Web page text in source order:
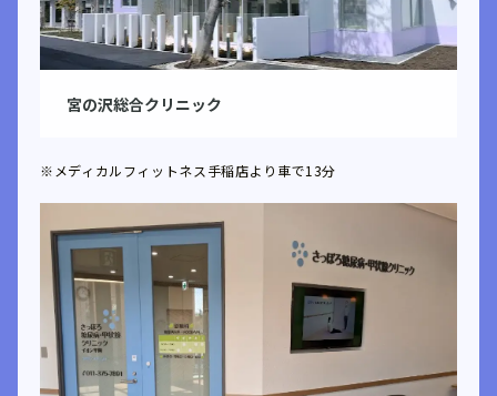
宮の沢総合クリニック
※メディカルフィットネス手稲店より車で13分